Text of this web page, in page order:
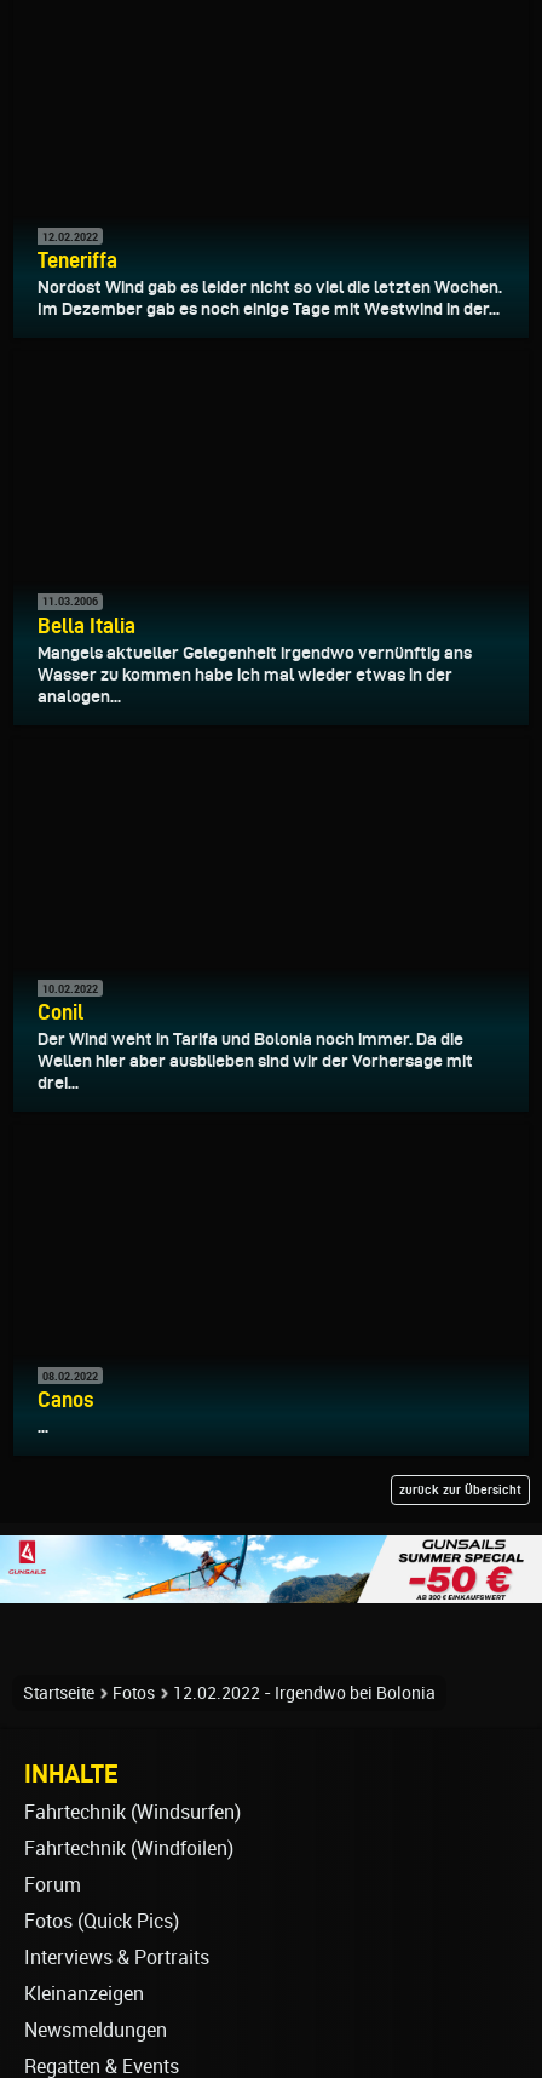
12.02.2022
Teneriffa
Nordost Wind gab es leider nicht so viel die letzten Wochen.
Im Dezember gab es noch einige Tage mit Westwind in der...
11.03.2006
Bella Italia
Mangels aktueller Gelegenheit irgendwo vernünftig ans
Wasser zu kommen habe ich mal wieder etwas in der
analogen...
10.02.2022
Conil
Der Wind weht in Tarifa und Bolonia noch immer. Da die
Wellen hier aber ausblieben sind wir der Vorhersage mit
drei...
08.02.2022
Canos
...
zurück zur Übersicht
Startseite Fotos 12.02.2022 - Irgendwo bei Bolonia
INHALTE
Fahrtechnik (Windsurfen)
Fahrtechnik (Windfoilen)
Forum
Fotos (Quick Pics)
Interviews & Portraits
Kleinanzeigen
Newsmeldungen
Regatten & Events